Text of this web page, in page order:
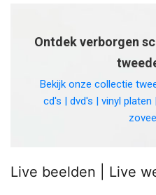
Ontdek verborgen
Bekijk onze collectie
cd's | dvd's | vinyl
Live beelden | Live